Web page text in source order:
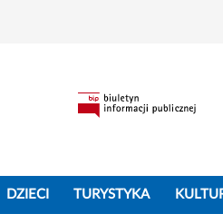
DZIECI TURYSTYKA